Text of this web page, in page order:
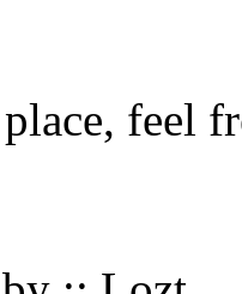
feel